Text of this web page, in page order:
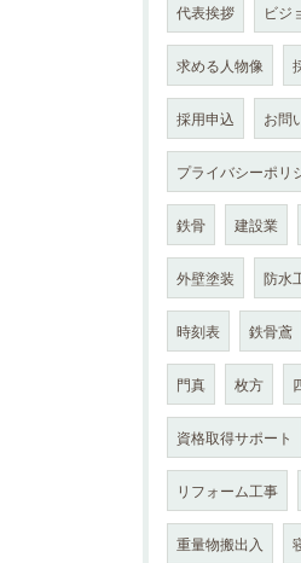
代表挨拶 ビジ
求める人物像
採用申込 お問
プライバシーポリ
鉄骨 建設業
外壁塗装 防水
時刻表 鉄骨鳶
門真 枚方
資格取得サポート
リフォーム工事
重量物搬出入